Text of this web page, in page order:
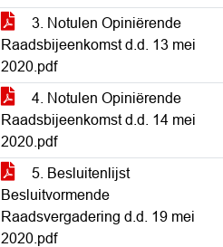
3. Notulen Opiniërende
Raadsbijeenkomst d.d. 13 mei
2020.pdf
4. Notulen Opiniërende
Raadsbijeenkomst d.d. 14 mei
2020.pdf
5. Besluitenlijst
Besluitvormende
Raadsvergadering d.d. 19 mei
2020.pdf